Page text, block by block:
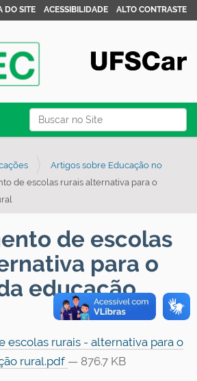
Busca
Busca Avançada…
DO SITE ACESSIBILIDADE ALTO CONTRASTE
Artigos sobre Educação no
de escolas rurais alternativa para o
de escolas
para o
educação
escolas rurais - alternativa para o
rural.pdf — 876.7 KB